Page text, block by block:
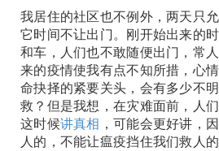
我居住的社区也不例外，两天只
它时间不让出门。刚开始出来的
和车，人们也不敢随便出门，常
来的疫情使我有点不知所措，心
命抉择的紧要关头，会有多少不
救？但是我想，在灾难面前，人
这时候讲真相 ，可能会更好讲，
人的，不能让瘟疫挡住我们救人的